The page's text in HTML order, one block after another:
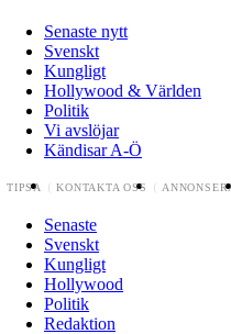
Senaste nytt
Svenskt
Kungligt
Hollywood & Världen
Politik
Vi avslöjar
Kändisar A-Ö
TIPSA KONTAKTA OSS
Senaste
Svenskt
Kungligt
Hollywood
Politik
Redaktion